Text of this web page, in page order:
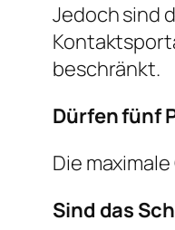
Jedoch sind
beschränkt.
Dürfen fünf
Die
Sind das